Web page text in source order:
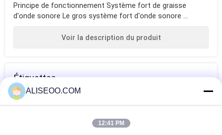
Principe de fonctionnement Système fort de graisse
d'onde sonore Le gros système fort d'onde sonore ...
Voir la description du produit
Étiquettes
grosse machine
grosse machine
brûlante
machine de
ALISEOO.COM
12:41 PM